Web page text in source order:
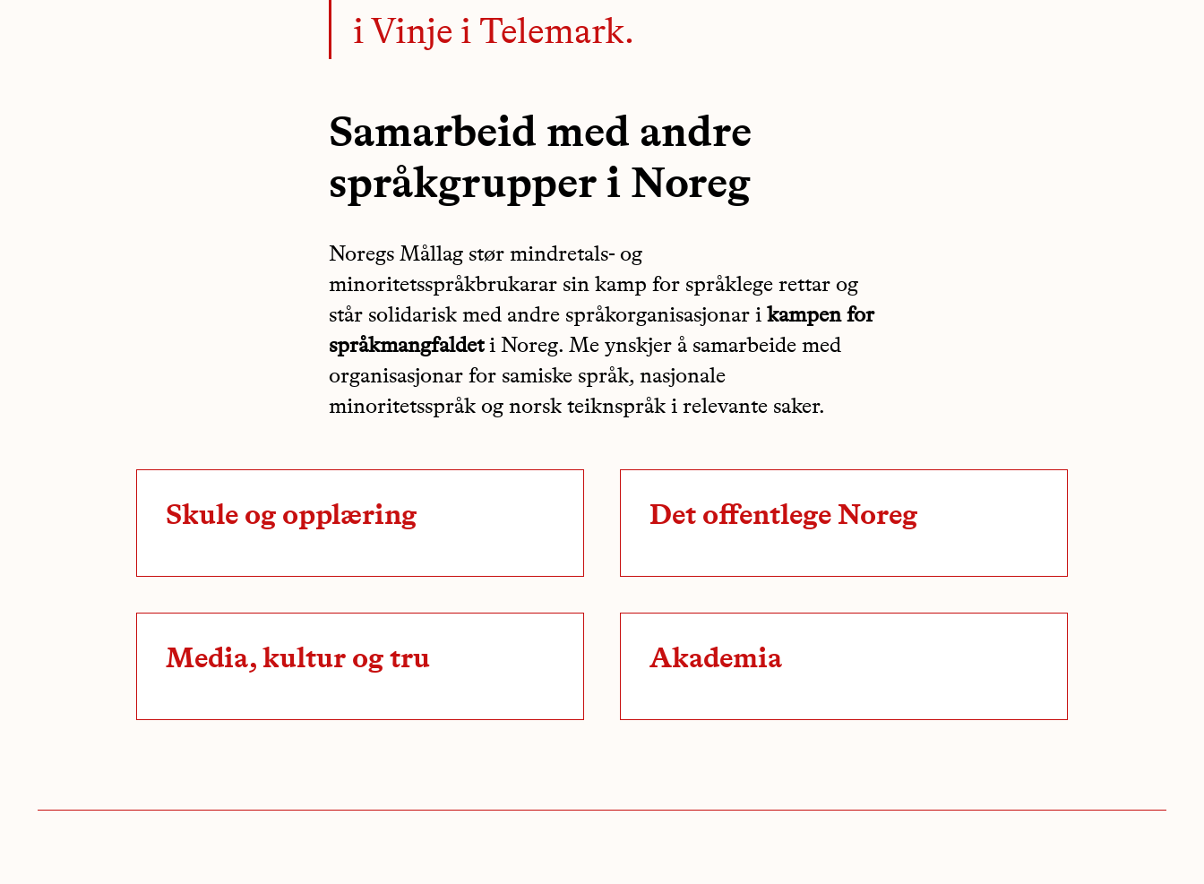
i Vinje i Telemark.
Samarbeid med andre
språkgrupper i Noreg
Noregs Mållag stør mindretals- og
minoritetsspråkbrukarar sin kamp for språklege rettar og
står solidarisk med andre språkorganisasjonar i kampen for
språkmangfaldeti Noreg. Me ynskjer å samarbeide med
organisasjonar for samiske språk, nasjonale
minoritetsspråk og norsk teiknspråk i relevante saker.
Skule og opplæring Det offentlege Noreg
Media, kultur og tru Akademia